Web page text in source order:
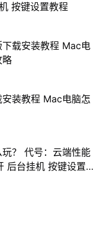
按键设置教程
载安装教程 Mac电
略
装教程 Mac电脑怎
？ 代号：云端性能
后台挂机 按键设置